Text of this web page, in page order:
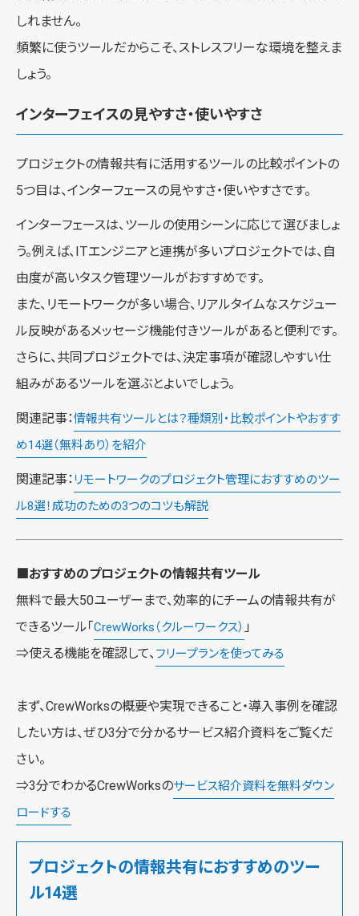
しれません。
頻繁に使うツールだからこそ、ストレスフリーな環境を整えま
しょう。
インターフェイスの見やすさ・使いやすさ
プロジェクトの情報共有に活用するツールの比較ポイントの
5つ目は、インターフェースの見やすさ・使いやすさです。
インターフェースは、ツールの使用シーンに応じて選びましょ
う。例えば、ITエンジニアと連携が多いプロジェクトでは、自
由度が高いタスク管理ツールがおすすめです。
また、リモートワークが多い場合、リアルタイムなスケジュー
ル反映があるメッセージ機能付きツールがあると便利です。
さらに、共同プロジェクトでは、決定事項が確認しやすい仕
組みがあるツールを選ぶとよいでしょう。
関連記事：情報共有ツールとは？種類別・比較ポイントやおすす
め14選（無料あり）を紹介
関連記事： リモートワークのプロジェクト管理におすすめのツー
ル8選！成功のための3つのコツも解説
■おすすめのプロジェクトの情報共有ツール
無料で最大50ユーザーまで、効率的にチームの情報共有が
できるツール「CrewWorks（クルーワークス） 」
⇒使える機能を確認して、 フリープランを使ってみる
まず、CrewWorksの概要や実現できること・導入事例を確認
したい方は、ぜひ3分で分かるサービス紹介資料をご覧くだ
さい。
⇒3分でわかるCrewWorksのサービス紹介資料を無料ダウン
ロードする
プロジェクトの情報共有におすすめのツー
ル14選